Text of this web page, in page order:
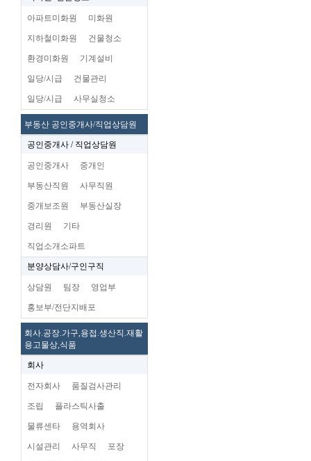
아파트미화원 미화원
지하철미화원 건물청소
환경미화원 기계설비
일당/시급 건물관리
일당/시급 사무실청소
부동산 공인중개사/직업상담원
공인중개사 / 직업상담원
공인중개사 중개인
부동산직원 사무직원
중개보조원 부동산실장
경리원 기타
직업소개소파트
분양상담사/구인구직
상담원 팀장 영업부
홍보부/전단지배포
회사.공장.가구,용접.생산직.재활
용고물상,식품
회사
전자회사 품질검사관리
조립 플라스틱사출
물류센타 용역회사
시설관리 사무직 포장